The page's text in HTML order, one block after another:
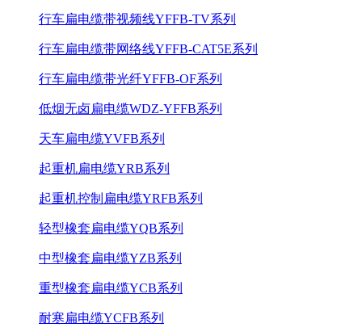
行车扁电缆带视频线YFFB-TV系列
行车扁电缆带网络线YFFB-CAT5E系列
行车扁电缆带光纤YFFB-OF系列
低烟无卤扁电缆WDZ-YFFB系列
天车扁电缆YVFB系列
起重机扁电缆YRB系列
起重机控制扁电缆YRFB系列
轻型橡套扁电缆YQB系列
中型橡套扁电缆YZB系列
重型橡套扁电缆YCB系列
耐寒扁电缆YCFB系列